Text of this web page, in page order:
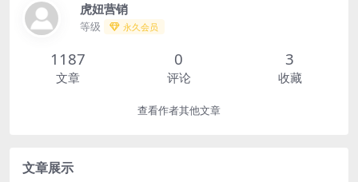
虎妞营销
等级 永久会员
1187
文章
0
评论
3
收藏
查看作者其他文章
文章展示